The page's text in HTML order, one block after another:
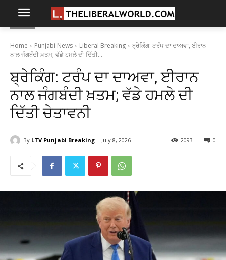
Home Punjabi News Liberal Breaking
ਬ੍ਰੇਕਿੰਗ: ਟਰੰਪ ਦਾ ਦਾਅਵਾ, ਈਰਾਨ
ਨਾਲ ਜੰਗਬੰਦੀ ਖ਼ਤਮ; ਵੱਡੇ ਹਮਲੇ ਦੀ ਦਿੱਤੀ...
ਬ੍ਰੇਕਿੰਗ: ਟਰੰਪ ਦਾ ਦਾਅਵਾ, ਈਰਾਨ
ਨਾਲ ਜੰਗਬੰਦੀ ਖ਼ਤਮ; ਵੱਡੇ ਹਮਲੇ ਦੀ
ਦਿੱਤੀ ਚੇਤਾਵਨੀ
By LTV Punjabi Breaking July 8, 2026 0
2093